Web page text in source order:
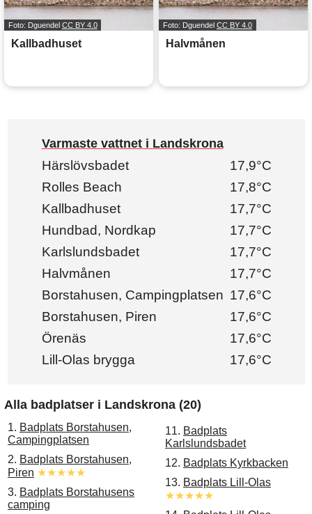
Foto: Dguendel CC BY 4.0
Kallbadhuset
Foto: Dguendel CC BY 4.0
Halvmånen
Varmaste vattnet i Landskrona
Härslövsbadet
17,9°C
Rolles Beach
17,8°C
Kallbadhuset
17,7°C
Hundbad, Nordkap
17,7°C
Karlslundsbadet
17,7°C
Halvmånen
17,7°C
Borstahusen, Campingplatsen 17,6°C
Borstahusen, Piren
17,6°C
Örenäs
17,6°C
Lill-Olas brygga
17,6°C
Alla badplatser i Landskrona (20)
1. Badplats Borstahusen,
Campingplatsen
2. Badplats Borstahusen,
Piren ★★★★★
3. Badplats Borstahusens
camping
11. Badplats
Karlslundsbadet
12. Badplats Kyrkbacken
13. Badplats Lill-Olas
★★★★★